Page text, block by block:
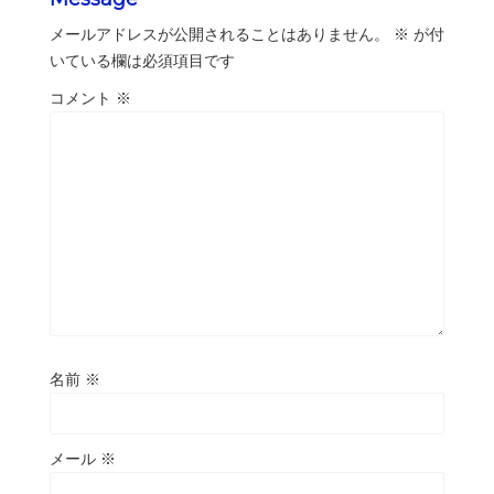
メールアドレスが公開されることはありません。 ※ が付
いている欄は必須項目です
コメント ※
名前 ※
メール ※